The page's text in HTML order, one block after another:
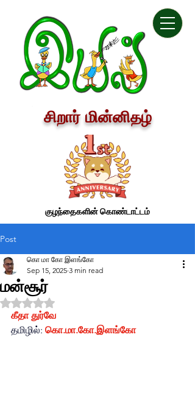
சிறார் மின்னிதழ்
குழந்தைகளின் கொண்டாட்டம்
Post
மன்சூர்
கொ மா கோ இளங்கோ
Sep 15, 2025 3 min read
Rated NaN out of 5 stars.
கீதா துர்வே
தமிழில்: கொ.மா.கோ.இளங்கோ